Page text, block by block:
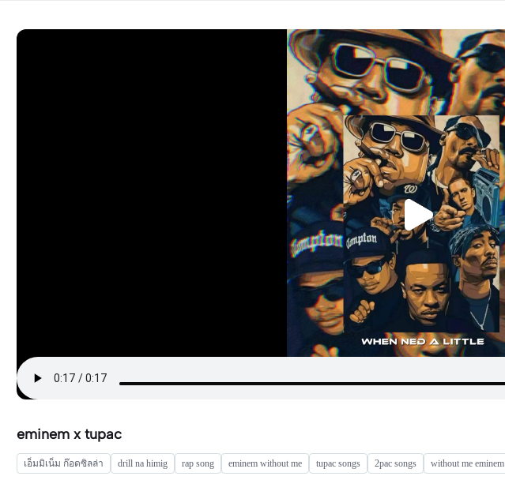
eminem x tupac
เอ็มมิเน็ม ก๊อดซิลล่า drill na himig rap song eminem without me tupac songs 2pac songs without me eminem